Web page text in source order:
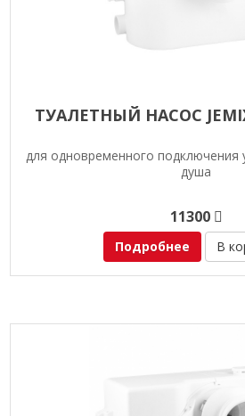
ТУАЛЕТНЫЙ НАСОС
для одновременного подключения
душа
11300
Подробнее В